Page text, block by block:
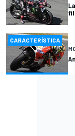
CARACTERÍSTICA